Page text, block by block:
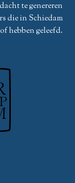
te genereren
die in Schiedam
hebben geleefd.